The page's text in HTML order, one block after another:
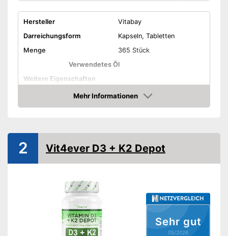
Hersteller
Vitabay
Darreichungsform
Kapseln, Tabletten
Menge
365 Stück
Verwendetes Öl
Weitere Eigenschaften
Vegetarisch
Vegan
Keine Verwendung von
tierischen Produkten
Amazon Lieferzeit
siehe Anbieter
Mehr Informationen
Amazon
Sehr gut
05/2026
2 Vit4ever D3 + K2 Depot